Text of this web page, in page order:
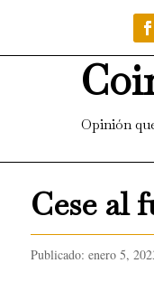
Opinión
Cese al
Publicado: enero 5,